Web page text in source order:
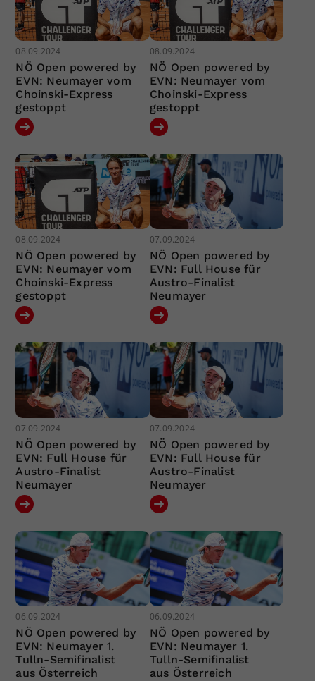
08.09.2024
NÖ Open powered by
EVN: Neumayer vom
Choinski-Express
gestoppt
08.09.2024
NÖ Open powered by
EVN: Neumayer vom
Choinski-Express
gestoppt
08.09.2024
NÖ Open powered by
EVN: Neumayer vom
Choinski-Express
gestoppt
07.09.2024
NÖ Open powered by
EVN: Full House für
Austro-Finalist
Neumayer
07.09.2024
NÖ Open powered by
EVN: Full House für
Austro-Finalist
Neumayer
07.09.2024
NÖ Open powered by
EVN: Full House für
Austro-Finalist
Neumayer
06.09.2024
NÖ Open powered by
EVN: Neumayer 1.
Tulln-Semifinalist
aus Österreich
06.09.2024
NÖ Open powered by
EVN: Neumayer 1.
Tulln-Semifinalist
aus Österreich